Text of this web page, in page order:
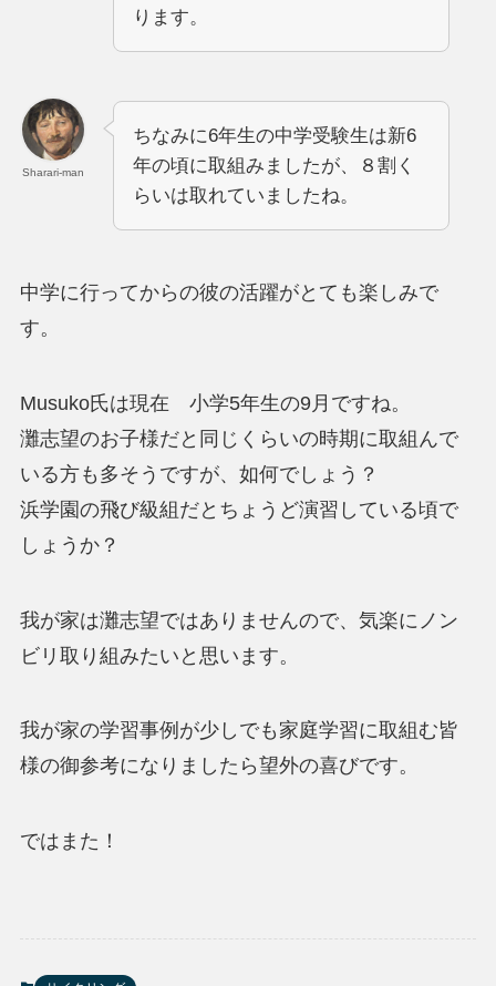
ります。
Sharari-man
ちなみに6年生の中学受験生は新6
年の頃に取組みましたが、８割く
らいは取れていましたね。
中学に行ってからの彼の活躍がとても楽しみで
す。
Musuko氏は現在 小学5年生の9月ですね。
灘志望のお子様だと同じくらいの時期に取組んで
いる方も多そうですが、如何でしょう？
浜学園の飛び級組だとちょうど演習している頃で
しょうか？
我が家は灘志望ではありませんので、気楽にノン
ビリ取り組みたいと思います。
我が家の学習事例が少しでも家庭学習に取組む皆
様の御参考になりましたら望外の喜びです。
ではまた！